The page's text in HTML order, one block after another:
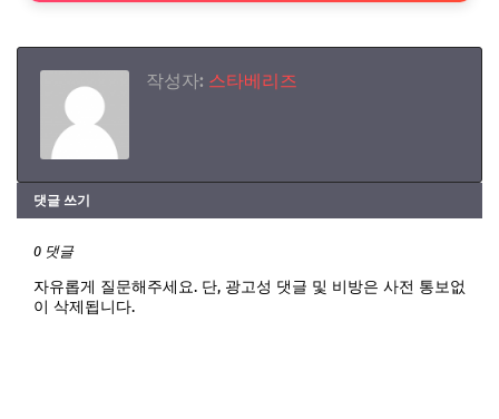
작성자: 스타베리즈
댓글 쓰기
0 댓글
자유롭게 질문해주세요. 단, 광고성 댓글 및 비방은 사전 통보없
이 삭제됩니다.